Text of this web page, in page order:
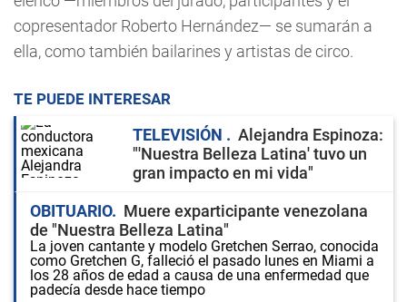
copresentador Roberto Hernández— se sumarán a
ella, como también bailarines y artistas de circo.
TE PUEDE INTERESAR
TELEVISIÓN
Alejandra Espinoza:
"'Nuestra Belleza Latina' tuvo un
gran impacto en mi vida"
OBITUARIO
Muere exparticipante venezolana
de "Nuestra Belleza Latina"
La joven cantante y modelo Gretchen Serrao, conocida
como Gretchen G, falleció el pasado lunes en Miami a
los 28 años de edad a causa de una enfermedad que
padecía desde hace tiempo